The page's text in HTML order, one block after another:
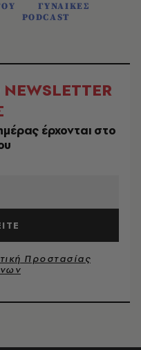
ΓΥΝΑΙΚΕΣ
PODCAST
έρχονται στο
Προστασίας